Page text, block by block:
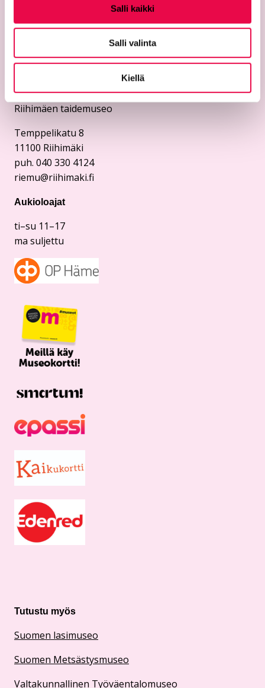
Salli kaikki
Salli valinta
Kiellä
Yhteystiedot
Riihimäen kaupunginmuseo
Riihimäen taidemuseo
Temppelikatu 8
11100 Riihimäki
puh. 040 330 4124
riemu@riihimaki.fi
Aukioloajat
ti–su 11–17
ma suljettu
Tutustu myös
Suomen lasimuseo
Suomen Metsästysmuseo
Valtakunnallinen Työväentalomuseo